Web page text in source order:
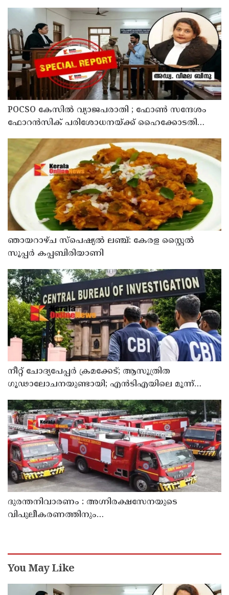
POCSO കേസിൽ വ്യാജപരാതി ; ഫോൺ സന്ദേശം
ഫോറൻസിക് പരിശോധനയ്ക്ക് ഹൈക്കോടതി
ട്രാക്ക് കോടതി
ഞായറാഴ്ച സ്പെഷ്യൽ ലഞ്ച്: കേരള സ്റ്റൈൽ
സൂപ്പർ കപ്പബിരിയാണി
നീറ്റ് ചോദ്യപേപ്പര്‍ ക്രമക്കേട്; ആസൂത്രിത
ഗൂഢാലോചനയുണ്ടായി; എന്‍ടിഎയിലെ മൂന്ന്
കണ്ടെത്തലുമായി സിബിഐ
ദുരന്തനിവാരണം : അഗ്നിരക്ഷസേനയുടെ
വിപുലീകരണത്തിനും
You May Like